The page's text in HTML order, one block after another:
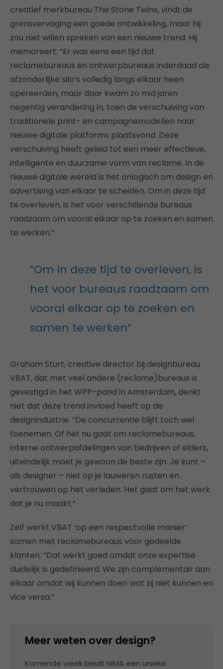
creatief merkbureau The Stone Twins, vindt de
grensvervaging een goede ontwikkeling, maar hij
zou niet willen spreken van een nieuwe trend. Hij
memoreert: “Er was eens een tijd dat
reclamebureaus en ontwerpbureaus inderdaad als
afzonderlijke silo’s volledig langs elkaar heen
opereerden, maar daar kwam zo mid jaren
negentig verandering in, toen de verschuiving van
traditionele print- en campagnemodellen naar
nieuwe digitale platforms plaatsvond. Deze
verschuiving heeft geleid tot een meer effectieve,
intelligente en duurzame vorm van reclame. In de
nieuwe digitale wereld is het onlogisch om design en
advertising van elkaar te scheiden. Om in deze tijd
te overleven, is het voor verschillende bureaus
raadzaam om vooral elkaar op te zoeken en samen
te werken.”
“Om in deze tijd te overleven, is
het voor bureaus raadzaam om
vooral elkaar op te zoeken en
samen te werken”
Graham Sturt, creative director bij designbureau
VBAT, dat met veel andere (reclame)bureaus is
gevestigd in het WPP-pand in Amsterdam, denkt
niet dat deze trend invloed heeft op de
designindustrie. “De concurrentie blijft toch wel
toenemen. Of het nu gaat om reclamebureaus,
interne ontwerpafdelingen van bedrijven of elders,
uiteindelijk moet je gewoon de beste zijn. Je kunt –
als designer – niet op je lauweren rusten en
vertrouwen op het verleden. Het gaat om het werk
dat je nu maakt.”
Zelf werkt VBAT ‘op een respectvolle manier’
samen met reclamebureaus voor gedeelde
klanten. “Dat werkt goed omdat onze expertise
duidelijk is gedefinieerd. We zijn complementair aan
elkaar omdat wij kunnen doen wat zij niet kunnen en
vice versa.”
Meer weten over design?
Komende week biedt NIMA een unieke